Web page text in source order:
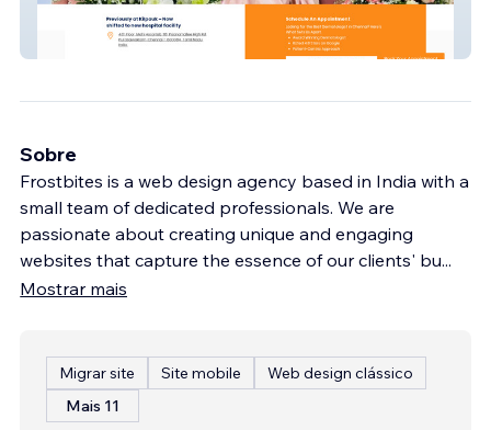
Dr Deepika Lunawat
Sobre
Frostbites is a web design agency based in India with a
small team of dedicated professionals. We are
passionate about creating unique and engaging
websites that capture the essence of our clients' bu...
Mostrar mais
Migrar site Site mobile
Web design clássico
Mais 11